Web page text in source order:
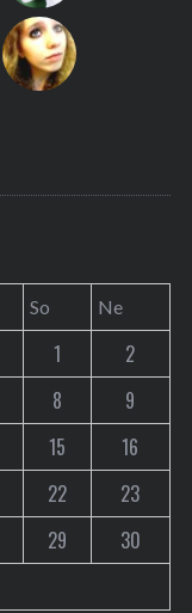
So Ne
1
2
8
9
15
16
22
23
29
30